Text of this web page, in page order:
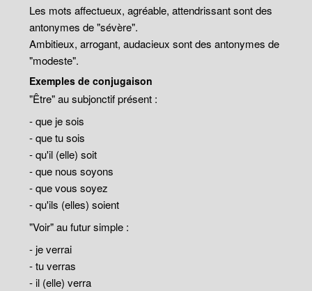
Les mots affectueux, agréable, attendrissant sont des
antonymes de "sévère".
Ambitieux, arrogant, audacieux sont des antonymes de
"modeste".
Exemples de conjugaison
"Être" au subjonctif présent :
- que je sois
- que tu sois
- qu'il (elle) soit
- que nous soyons
- que vous soyez
- qu'ils (elles) soient
"Voir" au futur simple :
- je verrai
- tu verras
- il (elle) verra